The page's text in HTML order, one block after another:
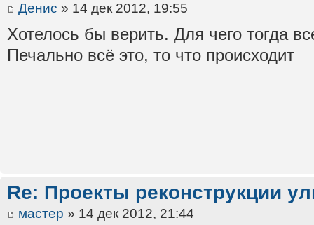
Денис » 14 дек 2012, 19:55
Хотелось бы верить. Для чего тогда
Печально всё это, то что происходит
Re: Проекты реконструкции
мастер » 14 дек 2012, 21:44